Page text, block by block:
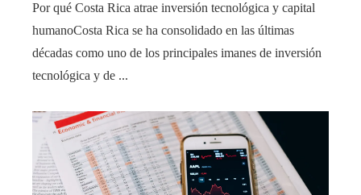
Por qué Costa Rica atrae inversión tecnológica y capital
humanoCosta Rica se ha consolidado en las últimas
décadas como uno de los principales imanes de inversión
tecnológica y de ...